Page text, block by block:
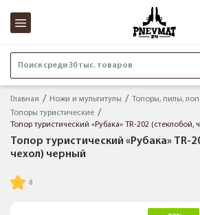
Поиск среди 30 тыс. товаров
Главная Ножи и мультитулы
Топоры, пилы,
Топоры туристические
Топор туристический «Рубака» TR-202 (стеклобой,
Топор туристический «Рубака» TR-
чехол) черный